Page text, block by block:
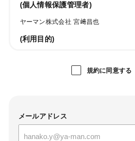
(個人情報保護管理者)
ヤーマン株式会社 宮﨑昌也
(利用目的)
試供品・カタログ・DM・情報誌・ご
当社のサービスのご案内、サポート
サービス利用状況に応じた広告表示
成果確認のため
規約に同意する
メールアドレス